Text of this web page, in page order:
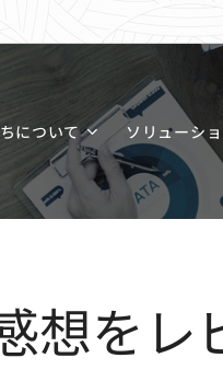
について ソリューシ
想をレ